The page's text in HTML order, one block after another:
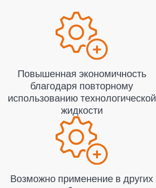
Повышенная экономичность
благодаря повторному
использованию технологической
жидкости
Возможно применение в других